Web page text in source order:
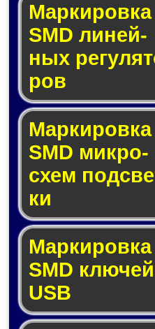
Маркировка
SMD ли­ней­
ных
ров
Маркировка
SMD мик­ро­
схем
ки
Маркировка
SMD клю­чей
USB